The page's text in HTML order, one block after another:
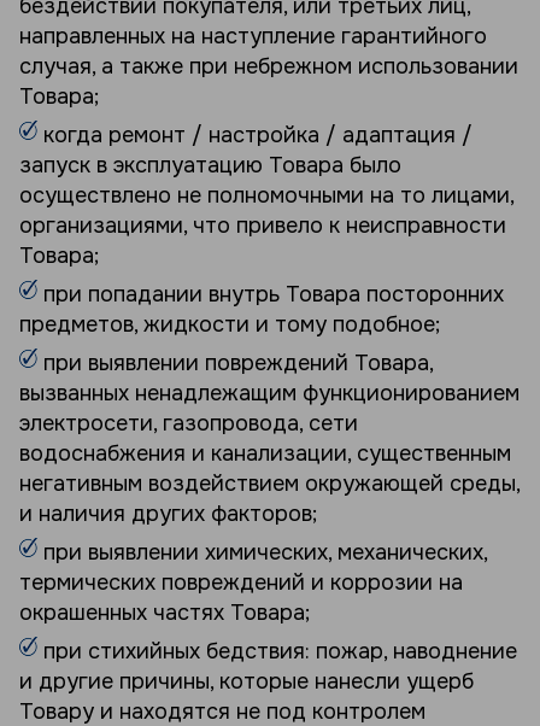
бездействии покупателя, или третьих лиц,
направленных на наступление гарантийного
случая, а также при небрежном использовании
Товара;
когда ремонт / настройка / адаптация /
запуск в эксплуатацию Товара было
осуществлено не полномочными на то лицами,
организациями, что привело к неисправности
Товара;
при попадании внутрь Товара посторонних
предметов, жидкости и тому подобное;
при выявлении повреждений Товара,
вызванных ненадлежащим функционированием
электросети, газопровода, сети
водоснабжения и канализации, существенным
негативным воздействием окружающей среды,
и наличия других факторов;
при выявлении химических, механических,
термических повреждений и коррозии на
окрашенных частях Товара;
при стихийных бедствия: пожар, наводнение
и другие причины, которые нанесли ущерб
Товару и находятся не под контролем